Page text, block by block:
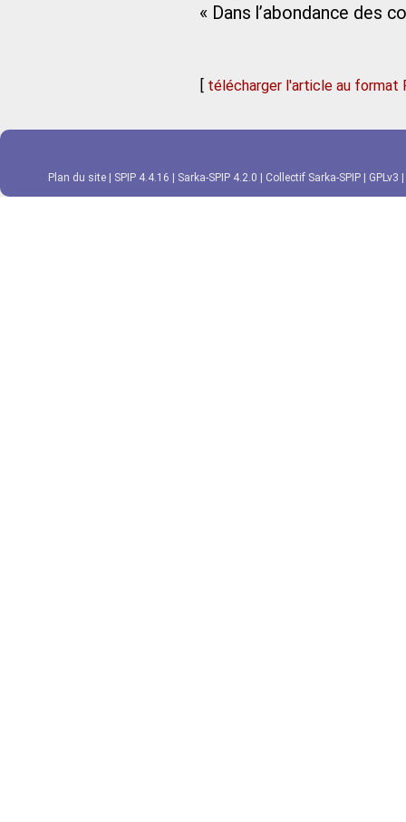
« Dans l’abondance des
[ télécharger l'article au format
Plan du site SPIP 4.4.16 Sarka-SPIP 4.2.0 Collectif Sarka-SPIP GPLv3